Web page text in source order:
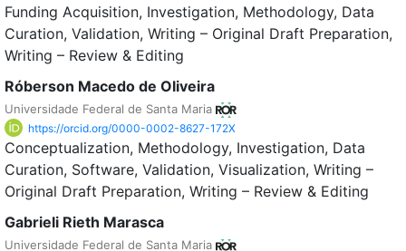
Funding Acquisition Investigation Methodology Data
Curation Validation Writing – Original Draft Preparation
Writing – Review & Editing
Róberson Macedo de Oliveira
Universidade Federal de Santa Maria
https://orcid.org/0000-0002-8627-172X
Conceptualization Methodology Investigation Data
Curation Software Validation Visualization Writing –
Original Draft Preparation Writing – Review & Editing
Gabrieli Rieth Marasca
Universidade Federal de Santa Maria